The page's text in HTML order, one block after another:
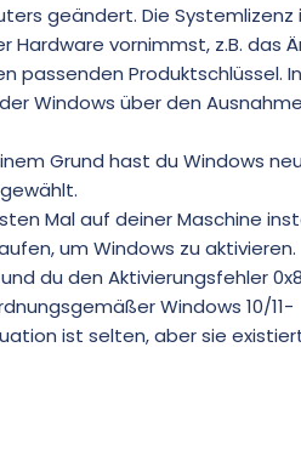
geändert. Die
vornimmst, z.B. das
Produktschlüssel.
Windows über den
Grund hast du Windows
Mal auf deiner Maschine
um Windows zu aktivieren.
du den Aktivierungsfehler
Windows 10/11-
ist selten, aber sie